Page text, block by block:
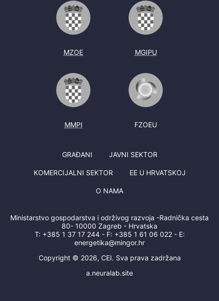
MZOE MGIPU
MMPI FZOEU
GRAĐANI JAVNI SEKTOR
KOMERCIJALNI SEKTOR EE U HRVATSKOJ
O NAMA
Ministarstvo gospodarstva i održivog razvoja -Radnička cesta
80- 10000 Zagreb - Hrvatska
T: +385 1 37 17 244- F: +385 1 61 06 022- E:
energetika@mingor.hr
Copyright © 2026, CEI. Sva prava zadržana
a.neuralab.site